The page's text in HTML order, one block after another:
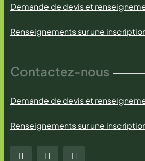
Demande de devis et
Renseignements sur une
Contactez-nous
Demande de devis et
Renseignements sur une